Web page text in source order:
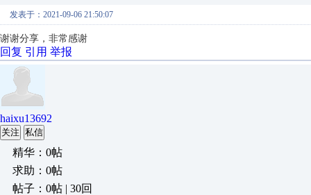
发表于：2021-09-06 21:50:07
谢谢分享，非常感谢
回复 引用 举报
haixu13692
关注 私信
精华：0帖
求助：0帖
帖子：0帖 | 30回